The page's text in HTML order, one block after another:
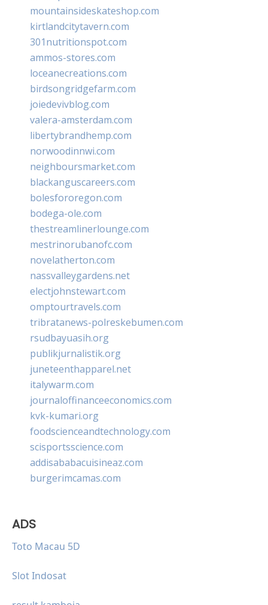
mountainsideskateshop.com
kirtlandcitytavern.com
301nutritionspot.com
ammos-stores.com
loceanecreations.com
birdsongridgefarm.com
joiedevivblog.com
valera-amsterdam.com
libertybrandhemp.com
norwoodinnwi.com
neighboursmarket.com
blackanguscareers.com
bolesfororegon.com
bodega-ole.com
thestreamlinerlounge.com
mestrinorubanofc.com
novelatherton.com
nassvalleygardens.net
electjohnstewart.com
omptourtravels.com
tribratanews-polreskebumen.com
rsudbayuasih.org
publikjurnalistik.org
juneteenthapparel.net
italywarm.com
journaloffinanceeconomics.com
kvk-kumari.org
foodscienceandtechnology.com
scisportsscience.com
addisababacuisineaz.com
burgerimcamas.com
ADS
Toto Macau 5D
Slot Indosat